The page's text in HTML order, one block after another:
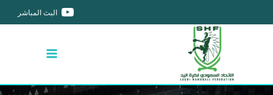
البث المباشر